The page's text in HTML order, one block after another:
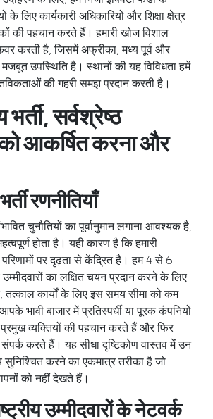
के लिए कार्यकारी अधिकारियों और शिक्षा क्षेत्र
की पहचान करते हैं। हमारी खोज विशाल
करती है, जिसमें अफ्रीका, मध्य पूर्व और
मजबूत उपस्थिति है। स्थानों की यह विविधता हमें
की गहरी समझ प्रदान करती है।.
भर्ती, सर्वश्रेष्ठ
आकर्षित करना और
रणनीतियाँ
चुनौतियों का पूर्वानुमान लगाना आवश्यक है,
होता है। यही कारण है कि हमारी
परिणामों पर दृढ़ता से केंद्रित है। हम 4 से 6
का लक्षित चयन प्रदान करने के लिए
तत्काल कार्यों के लिए इस समय सीमा को कम
भावी बाजार में प्रतिस्पर्धी या पूरक कंपनियों
व्यक्तियों की पहचान करते हैं और फिर
करते हैं। यह सीधा दृष्टिकोण वास्तव में उन
सुनिश्चित करने का एकमात्र तरीका है जो
को नहीं देखते हैं।
उम्मीदवारों के नेटवर्क